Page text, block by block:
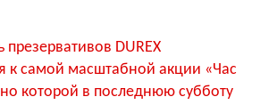
презервативов DUREX
к самой масштабной акции «Час
которой в последнюю субботу